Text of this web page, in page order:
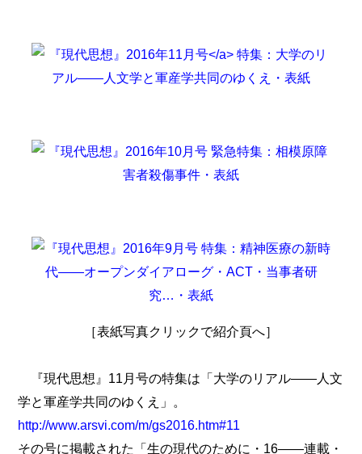
［表紙写真クリックで紹介頁へ］
『現代思想』11月号の特集は「大学のリアル――人文
学と軍産学共同のゆくえ」。
http://www.arsvi.com/m/gs2016.htm#11
その号に掲載された「生の現代のために・16――連載・